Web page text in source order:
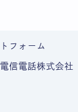
フォーム
信電話株式会社